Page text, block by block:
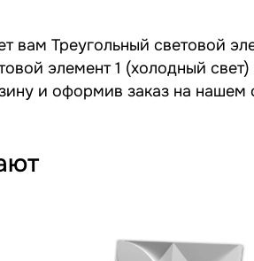
вам Треугольный световой
элемент 1 (холодный
и оформив заказ на